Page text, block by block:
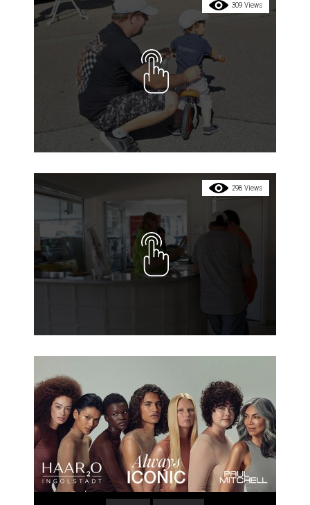
309 Views
298 Views